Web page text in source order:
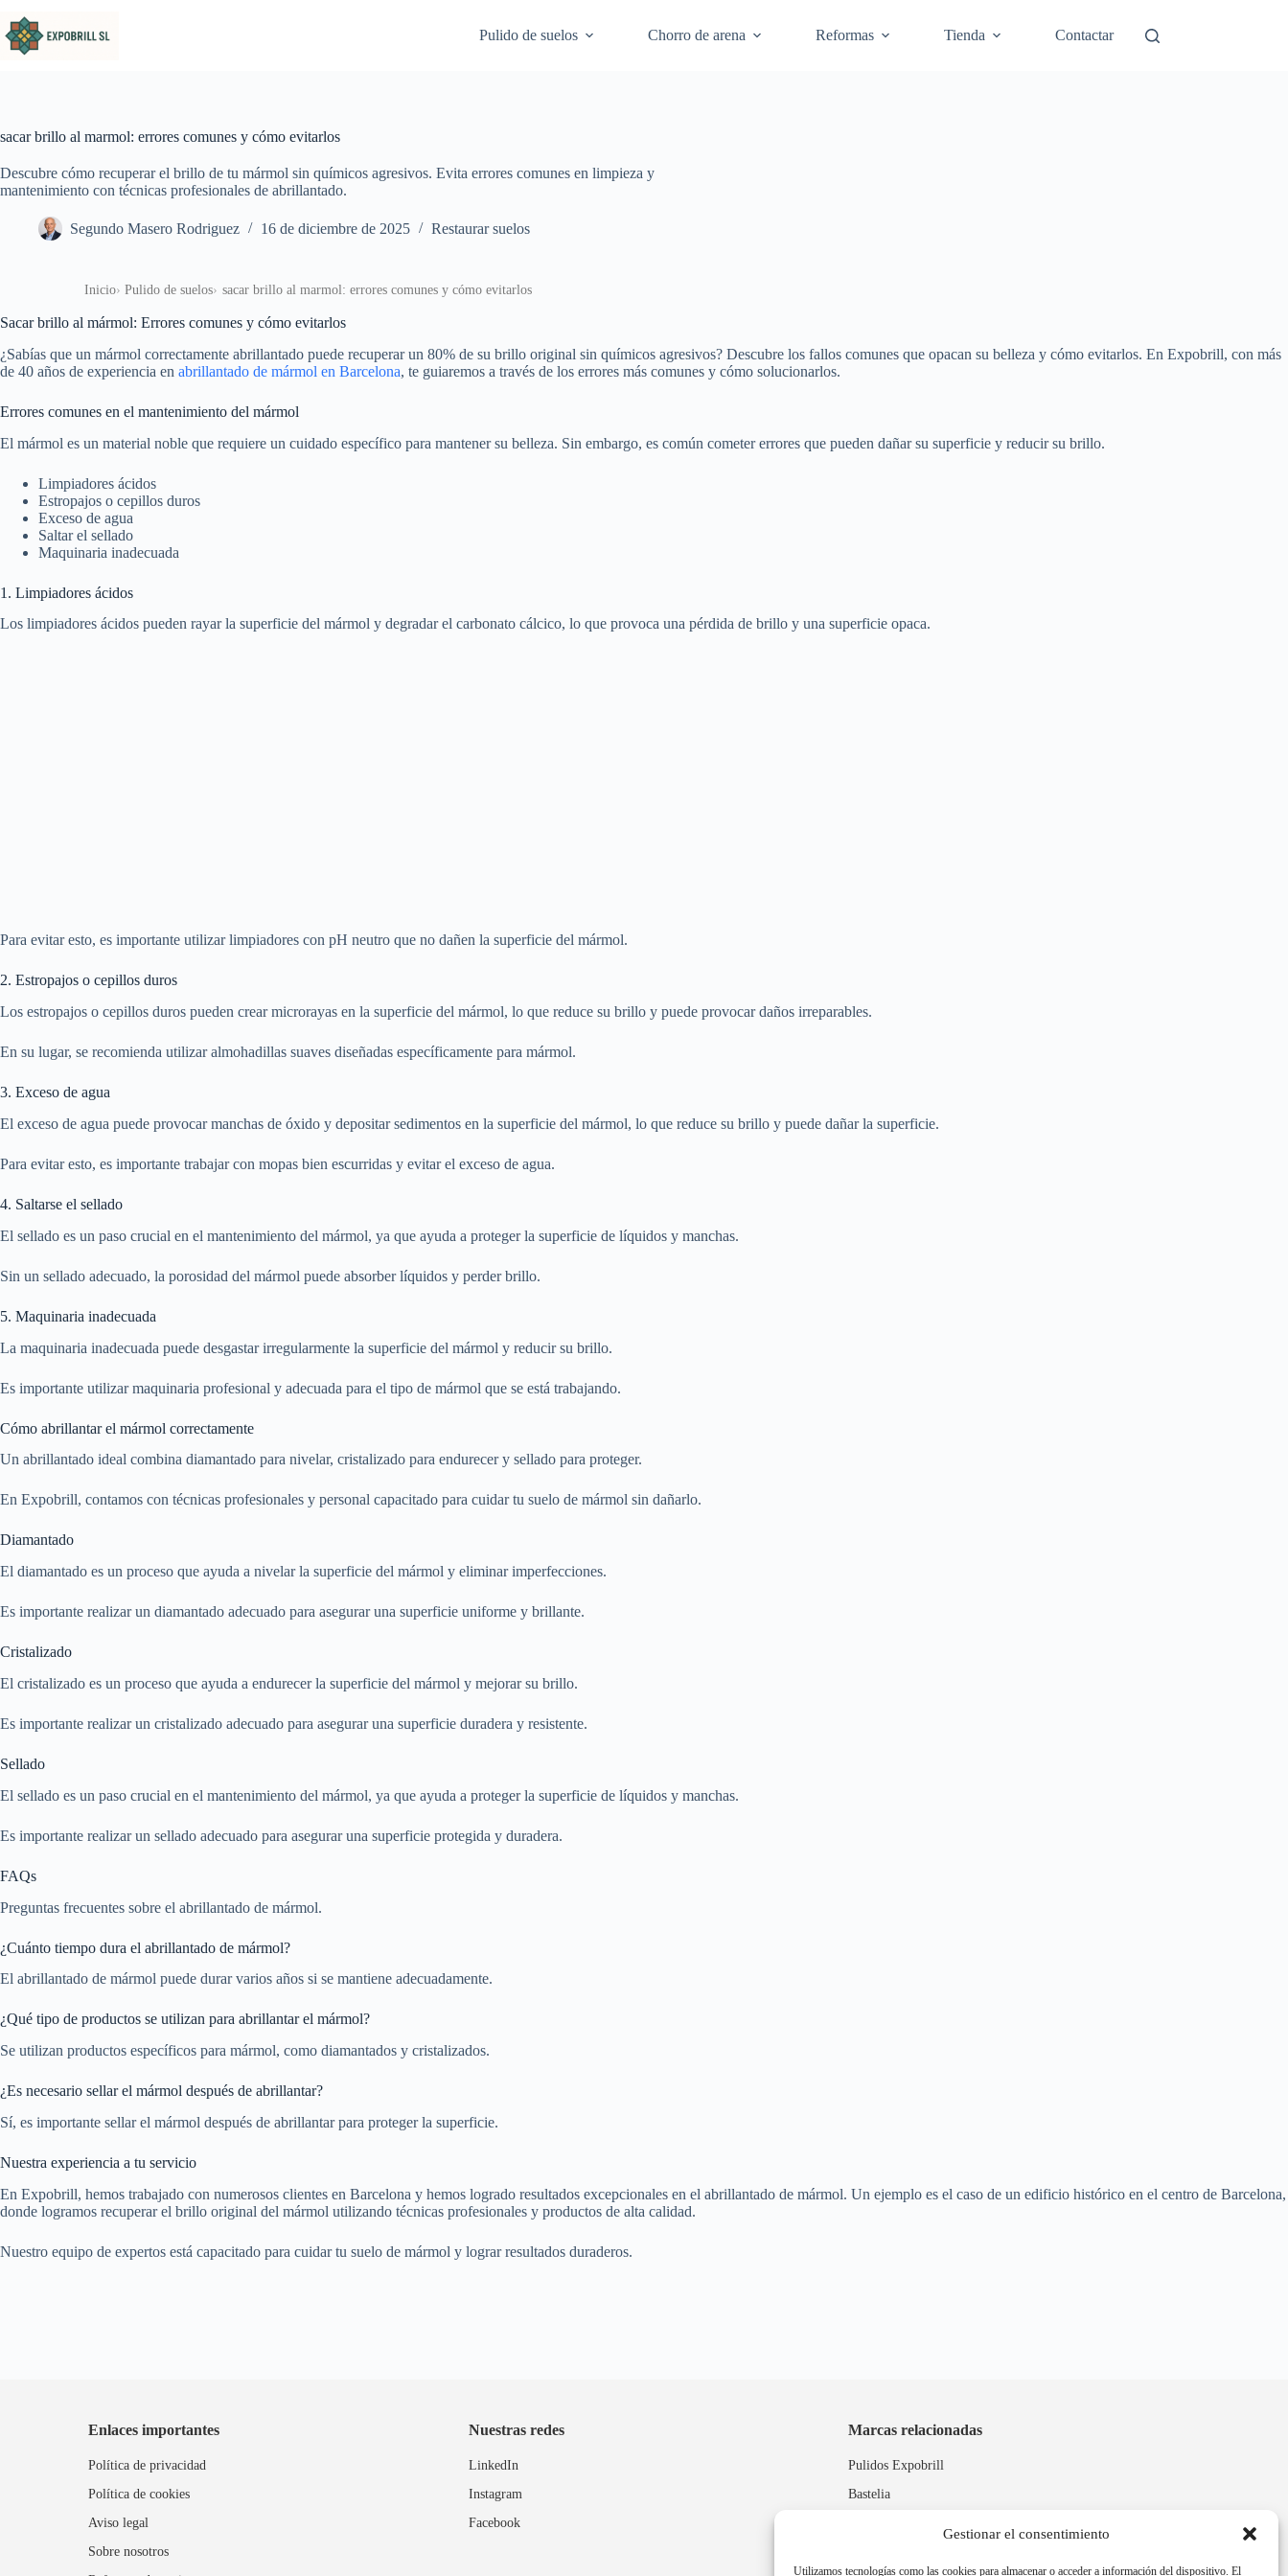
Gestionar el consentimiento
Utilizamos tecnologías como las cookies para almacenar o acceder a información del dispositivo. El
Pulido de suelos
Chorro de arena Reformas Tienda Contactar
sacar brillo al marmol: errores comunes y cómo evitarlos
Descubre cómo recuperar el brillo de tu mármol sin químicos agresivos. Evita errores comunes en limpieza y
mantenimiento con técnicas profesionales de abrillantado.
Segundo Masero Rodriguez 16 de diciembre de 2025 Restaurar suelos
Inicio Pulido de suelos sacar brillo al marmol: errores comunes y cómo evitarlos
Sacar brillo al mármol: Errores comunes y cómo evitarlos
¿Sabías que un mármol correctamente abrillantado puede recuperar un 80% de su brillo original sin químicos agresivos? Descubre los fallos comunes que opacan su belleza y cómo evitarlos. En Expobrill, con más
de 40 años de experiencia en abrillantado de mármol en Barcelona, te guiaremos a través de los errores más comunes y cómo solucionarlos.
Errores comunes en el mantenimiento del mármol
El mármol es un material noble que requiere un cuidado específico para mantener su belleza. Sin embargo, es común cometer errores que pueden dañar su superficie y reducir su brillo.
Limpiadores ácidos
Estropajos o cepillos duros
Exceso de agua
Saltar el sellado
Maquinaria inadecuada
1. Limpiadores ácidos
Los limpiadores ácidos pueden rayar la superficie del mármol y degradar el carbonato cálcico, lo que provoca una pérdida de brillo y una superficie opaca.
Para evitar esto, es importante utilizar limpiadores con pH neutro que no dañen la superficie del mármol.
2. Estropajos o cepillos duros
Los estropajos o cepillos duros pueden crear microrayas en la superficie del mármol, lo que reduce su brillo y puede provocar daños irreparables.
En su lugar, se recomienda utilizar almohadillas suaves diseñadas específicamente para mármol.
3. Exceso de agua
El exceso de agua puede provocar manchas de óxido y depositar sedimentos en la superficie del mármol, lo que reduce su brillo y puede dañar la superficie.
Para evitar esto, es importante trabajar con mopas bien escurridas y evitar el exceso de agua.
4. Saltarse el sellado
El sellado es un paso crucial en el mantenimiento del mármol, ya que ayuda a proteger la superficie de líquidos y manchas.
Sin un sellado adecuado, la porosidad del mármol puede absorber líquidos y perder brillo.
5. Maquinaria inadecuada
La maquinaria inadecuada puede desgastar irregularmente la superficie del mármol y reducir su brillo.
Es importante utilizar maquinaria profesional y adecuada para el tipo de mármol que se está trabajando.
Cómo abrillantar el mármol correctamente
Un abrillantado ideal combina diamantado para nivelar, cristalizado para endurecer y sellado para proteger.
En Expobrill, contamos con técnicas profesionales y personal capacitado para cuidar tu suelo de mármol sin dañarlo.
Diamantado
El diamantado es un proceso que ayuda a nivelar la superficie del mármol y eliminar imperfecciones.
Es importante realizar un diamantado adecuado para asegurar una superficie uniforme y brillante.
Cristalizado
El cristalizado es un proceso que ayuda a endurecer la superficie del mármol y mejorar su brillo.
Es importante realizar un cristalizado adecuado para asegurar una superficie duradera y resistente.
Sellado
El sellado es un paso crucial en el mantenimiento del mármol, ya que ayuda a proteger la superficie de líquidos y manchas.
Es importante realizar un sellado adecuado para asegurar una superficie protegida y duradera.
FAQs
Preguntas frecuentes sobre el abrillantado de mármol.
¿Cuánto tiempo dura el abrillantado de mármol?
El abrillantado de mármol puede durar varios años si se mantiene adecuadamente.
¿Qué tipo de productos se utilizan para abrillantar el mármol?
Se utilizan productos específicos para mármol, como diamantados y cristalizados.
¿Es necesario sellar el mármol después de abrillantar?
Sí, es importante sellar el mármol después de abrillantar para proteger la superficie.
Nuestra experiencia a tu servicio
En Expobrill, hemos trabajado con numerosos clientes en Barcelona y hemos logrado resultados excepcionales en el abrillantado de mármol. Un ejemplo es el caso de un edificio histórico en el centro de Barcelona,
donde logramos recuperar el brillo original del mármol utilizando técnicas profesionales y productos de alta calidad.
Nuestro equipo de expertos está capacitado para cuidar tu suelo de mármol y lograr resultados duraderos.
Enlaces importantes
Política de privacidad
Política de cookies
Aviso legal
Sobre nosotros
Nuestras redes
LinkedIn
Instagram
Facebook
Marcas relacionadas
Pulidos Expobrill
Bastelia